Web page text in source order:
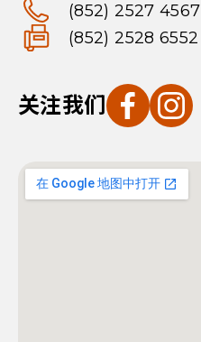
(852) 2527 4567
(852) 2528 6552
关注我们